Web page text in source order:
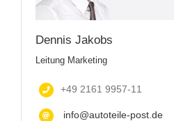
Dennis Jakobs
Leitung Marketing
+49 2161 9957-11
info@autoteile-post.de